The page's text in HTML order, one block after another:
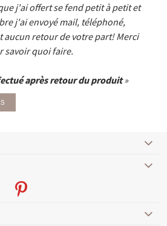
j'ai offert se fend petit à petit et
j'ai envoyé mail, téléphoné,
aucun retour de votre part! Merci
savoir quoi faire.
après retour du produit